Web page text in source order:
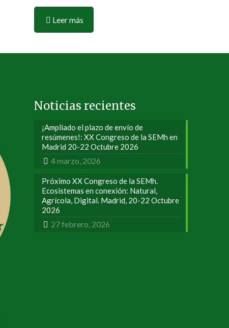
Leer más
Noticias recientes
¡Ampliado el plazo de envío de
resúmenes!: XX Congreso de la SEMh en
Madrid 20-22 Octubre 2026
4 marzo, 2026
Próximo XX Congreso de la SEMh.
Ecosistemas en conexión: Natural,
Agrícola, Digital. Madrid, 20-22 Octubre
2026
27 febrero, 2026